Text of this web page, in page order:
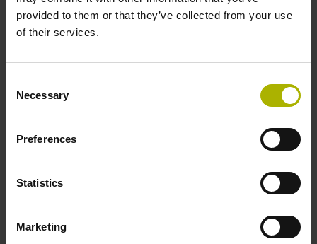
provided to them or that they’ve collected from your use
of their services.
Selection
Necessary
Preferences
Statistics
Marketing
Teilungsperiode